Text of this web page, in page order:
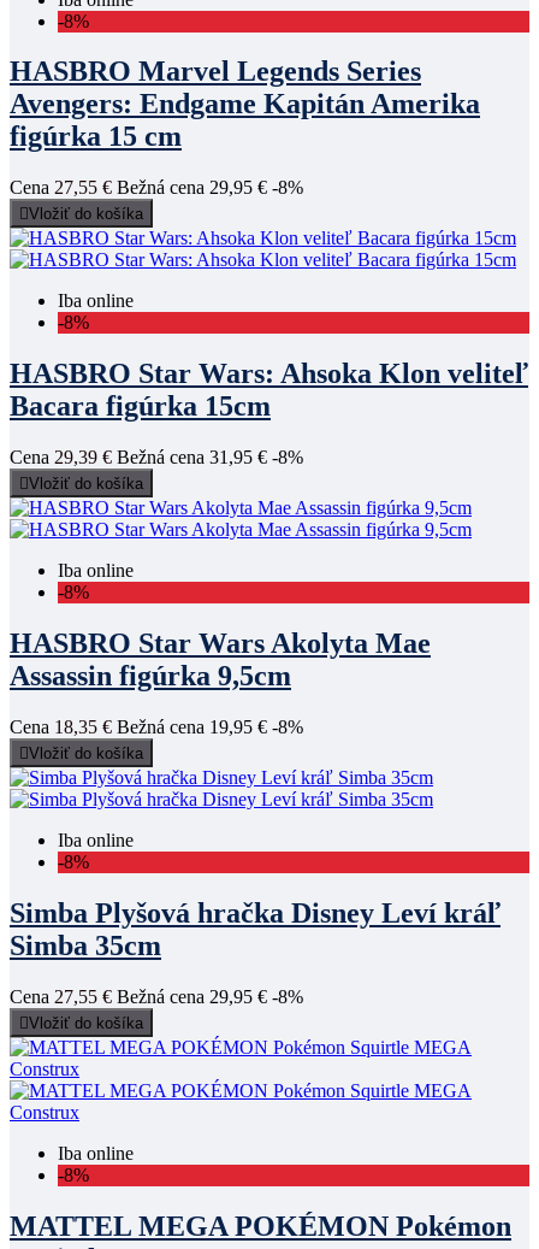
-8%
HASBRO Marvel Legends Series
Avengers: Endgame Kapitán Amerika
figúrka 15 cm
Cena 27,55 € Bežná cena 29,95 € -8%
Vložiť do košíka
Iba online
-8%
HASBRO Star Wars: Ahsoka Klon veliteľ
Bacara figúrka 15cm
Cena 29,39 € Bežná cena 31,95 € -8%
Vložiť do košíka
Iba online
-8%
HASBRO Star Wars Akolyta Mae
Assassin figúrka 9,5cm
Cena 18,35 € Bežná cena 19,95 € -8%
Vložiť do košíka
Iba online
-8%
Simba Plyšová hračka Disney Leví kráľ
Simba 35cm
Cena 27,55 € Bežná cena 29,95 € -8%
Vložiť do košíka
Iba online
-8%
MATTEL MEGA POKÉMON Pokémon